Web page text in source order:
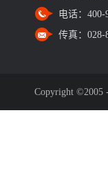
电话： 400-
传真： 028-
Copyright ©2005